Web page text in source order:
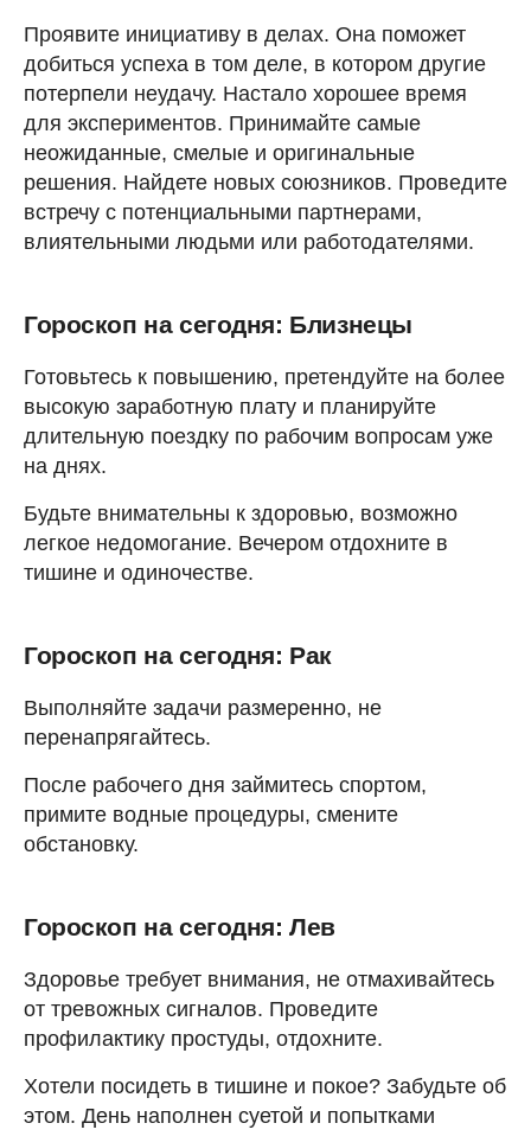
Проявите инициативу в делах. Она поможет
добиться успеха в том деле, в котором другие
потерпели неудачу. Настало хорошее время
для экспериментов. Принимайте самые
неожиданные, смелые и оригинальные
решения. Найдете новых союзников. Проведите
встречу с потенциальными партнерами,
влиятельными людьми или работодателями.
Гороскоп на сегодня: Близнецы
Готовьтесь к повышению, претендуйте на более
высокую заработную плату и планируйте
длительную поездку по рабочим вопросам уже
на днях.
Будьте внимательны к здоровью, возможно
легкое недомогание. Вечером отдохните в
тишине и одиночестве.
Гороскоп на сегодня: Рак
Выполняйте задачи размеренно, не
перенапрягайтесь.
После рабочего дня займитесь спортом,
примите водные процедуры, смените
обстановку.
Гороскоп на сегодня: Лев
Здоровье требует внимания, не отмахивайтесь
от тревожных сигналов. Проведите
профилактику простуды, отдохните.
Хотели посидеть в тишине и покое? Забудьте об
этом. День наполнен суетой и попытками